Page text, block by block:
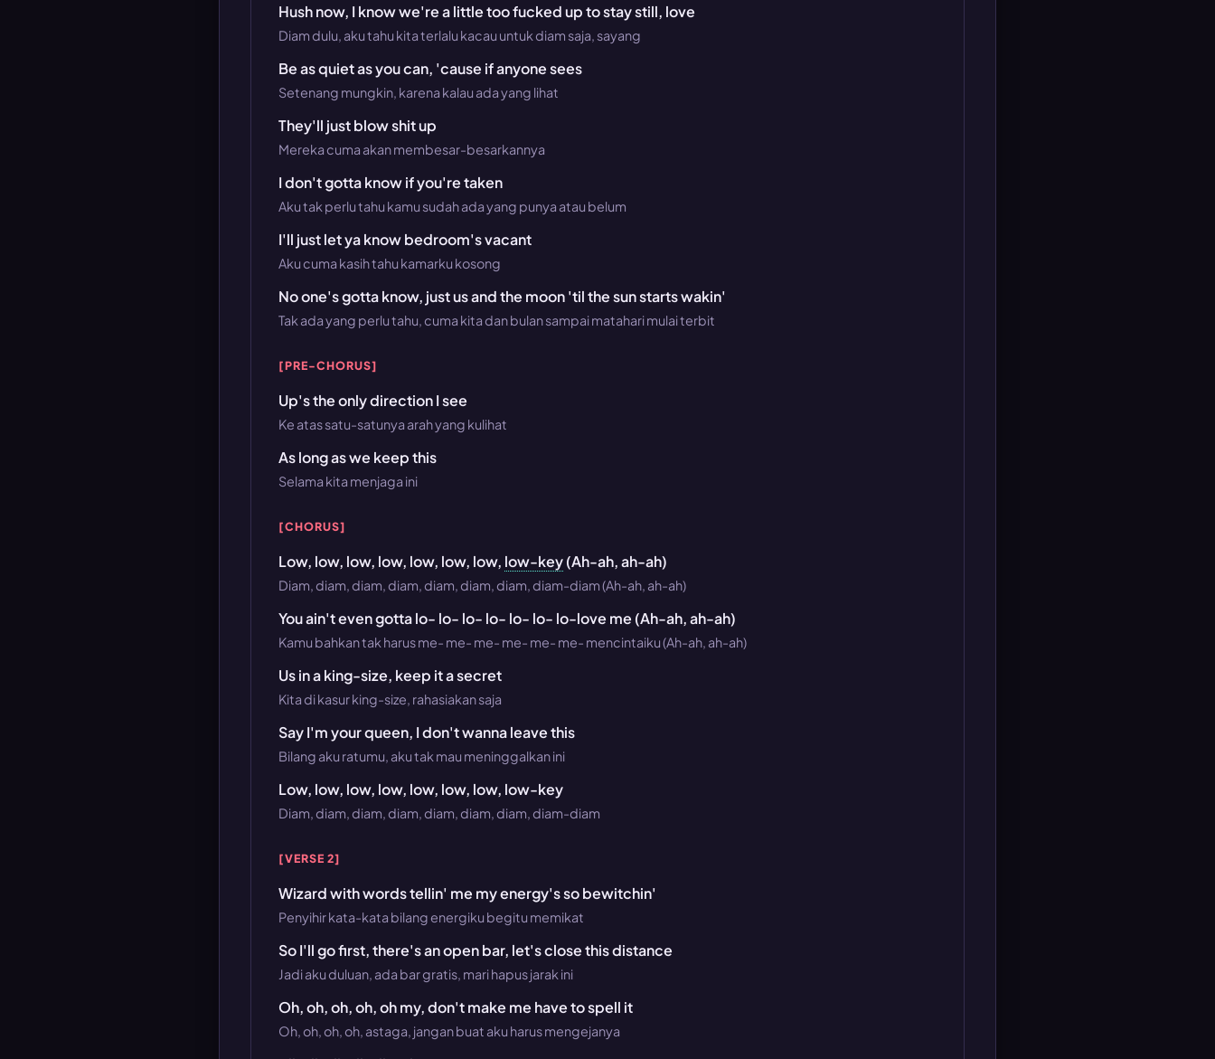
Hush now, I know we're a little too fucked up to stay still, love
Diam dulu, aku tahu kita terlalu kacau untuk diam saja, sayang
Be as quiet as you can, 'cause if anyone sees
Setenang mungkin, karena kalau ada yang lihat
They'll just blow shit up
Mereka cuma akan membesar-besarkannya
I don't gotta know if you're taken
Aku tak perlu tahu kamu sudah ada yang punya atau belum
I'll just let ya know bedroom's vacant
Aku cuma kasih tahu kamarku kosong
No one's gotta know, just us and the moon 'til the sun starts wakin'
Tak ada yang perlu tahu, cuma kita dan bulan sampai matahari mulai terbit
[PRE-CHORUS]
Up's the only direction I see
Ke atas satu-satunya arah yang kulihat
As long as we keep this
Selama kita menjaga ini
[CHORUS]
Low, low, low, low, low, low, low, low-key(Ah-ah, ah-ah)
Diam, diam, diam, diam, diam, diam, diam, diam-diam (Ah-ah, ah-ah)
You ain't even gotta lo- lo- lo- lo- lo- lo- lo-love me (Ah-ah, ah-ah)
Kamu bahkan tak harus me- me- me- me- me- me- mencintaiku (Ah-ah, ah-ah)
Us in a king-size, keep it a secret
Kita di kasur king-size, rahasiakan saja
Say I'm your queen, I don't wanna leave this
Bilang aku ratumu, aku tak mau meninggalkan ini
Low, low, low, low, low, low, low, low-key
Diam, diam, diam, diam, diam, diam, diam, diam-diam
[VERSE 2]
Wizard with words tellin' me my energy's so bewitchin'
Penyihir kata-kata bilang energiku begitu memikat
So I'll go first, there's an open bar, let's close this distance
Jadi aku duluan, ada bar gratis, mari hapus jarak ini
Oh, oh, oh, oh, oh my, don't make me have to spell it
Oh, oh, oh, oh, astaga, jangan buat aku harus mengejanya